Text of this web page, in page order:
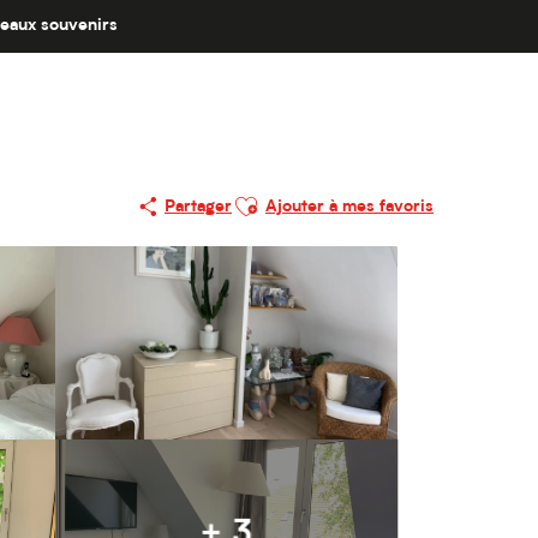
souvenirs
Partager
Ajouter aux favoris
Ajouter à mes favoris